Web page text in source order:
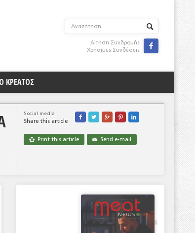
Αίτηση Συνδρομής
Χρήσιμες Συνδέσεις

ΚΡΕΑΤΟΣ
Social media
Share this article
    
 Print this article ✉ Send e-mail